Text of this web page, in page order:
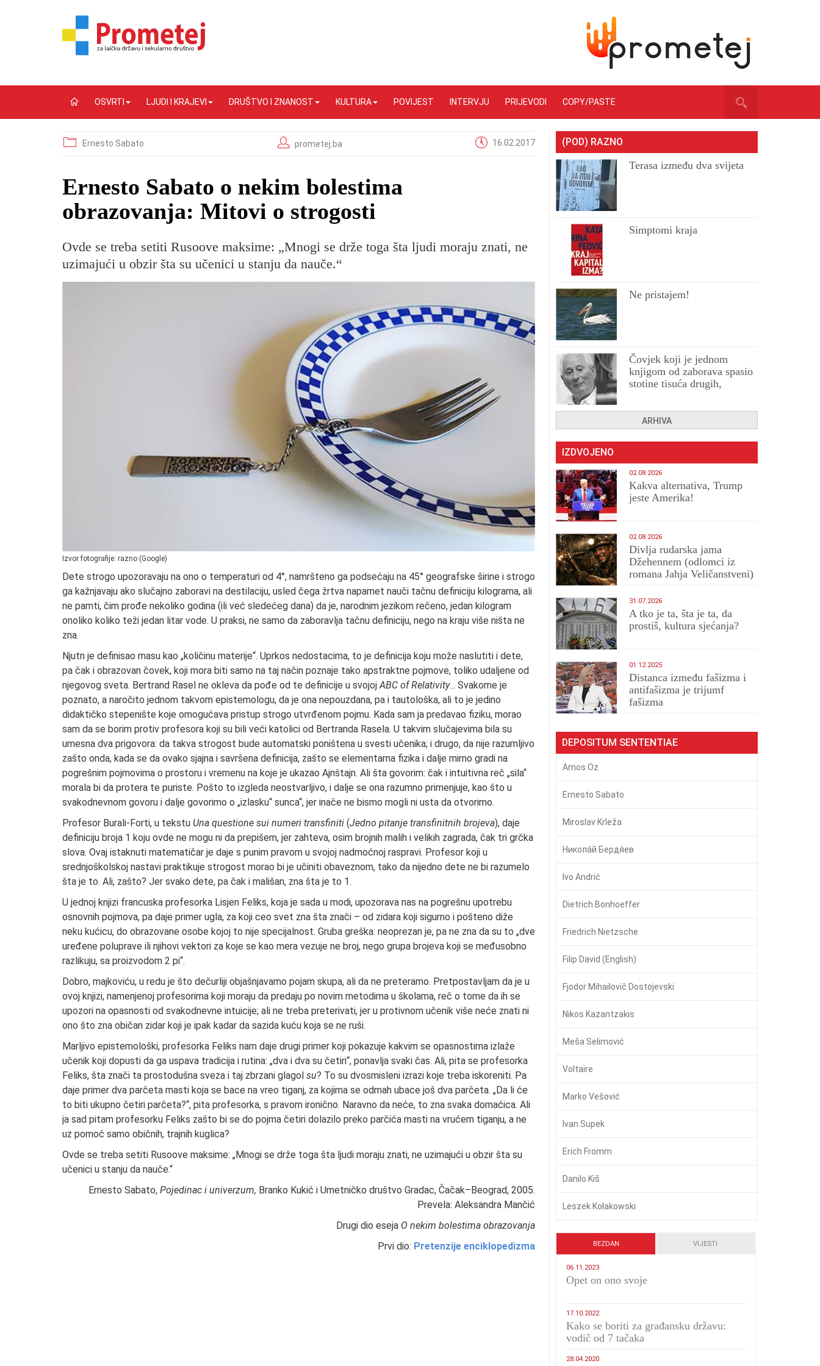
OSVRTI LJUDI I KRAJEVI DRUŠTVO I ZNANOST KULTURA POVIJEST INTERVJU PRIJEVODI COPY/PASTE
Ernesto Sabato prometej.ba 16.02.2017
Ernesto Sabato o nekim bolestima
obrazovanja: Mitovi o strogosti
Ovde se treba setiti Rusoove maksime: „Mnogi se drže toga šta ljudi moraju znati, ne
uzimajući u obzir šta su učenici u stanju da nauče.“
Izvor fotografije: razno (Google)
Dete strogo upozoravaju na ono o temperaturi od 4°, namršteno ga podsećaju na 45° geografske širine i strogo
ga kažnjavaju ako slučajno zaboravi na destilaciju, usled čega žrtva napamet nauči tačnu definiciju kilograma, ali
ne pamti, čim prođe nekoliko godina (ili već sledećeg dana) da je, narodnim jezikom rečeno, jedan kilogram
onoliko koliko teži jedan litar vode. U praksi, ne samo da zaboravlja tačnu definiciju, nego na kraju više ništa ne
zna.
Njutn je definisao masu kao „količinu materije“. Uprkos nedostacima, to je definicija koju može naslutiti i dete,
pa čak i obrazovan čovek, koji mora biti samo na taj način poznaje tako apstraktne pojmove, toliko udaljene od
njegovog sveta. Bertrand Rasel ne okleva da pođe od te definicije u svojoj ABC of Relativity... Svakome je
poznato, a naročito jednom takvom epistemologu, da je ona nepouzdana, pa i tautološka, ali to je jedino
didaktičko stepenište koje omogućava pristup strogo utvrđenom pojmu. Kada sam ja predavao fiziku, morao
sam da se borim protiv profesora koji su bili veći katolici od Bertranda Rasela. U takvim slučajevima bila su
umesna dva prigovora: da takva strogost bude automatski poništena u svesti učenika; i drugo, da nije razumljivo
zašto onda, kada se da ovako sjajna i savršena definicija, zašto se elementarna fizika i dalje mirno gradi na
pogrešnim pojmovima o prostoru i vremenu na koje je ukazao Ajnštajn. Ali šta govorim: čak i intuitivna reč „sila“
morala bi da protera te puriste. Pošto to izgleda neostvarljivo, i dalje se ona razumno primenjuje, kao što u
svakodnevnom govoru i dalje govorimo o „izlasku“ sunca“, jer inače ne bismo mogli ni usta da otvorimo.
Profesor Burali-Forti, u tekstu Una questione sui numeri transfiniti (Jedno pitanje transfinitnih brojeva), daje
definiciju broja 1 koju ovde ne mogu ni da prepišem, jer zahteva, osim brojnih malih i velikih zagrada, čak tri grčka
slova. Ovaj istaknuti matematičar je daje s punim pravom u svojoj nadmoćnoj raspravi. Profesor koji u
srednjoškolskoj nastavi praktikuje strogost morao bi je učiniti obaveznom, tako da nijedno dete ne bi razumelo
šta je to. Ali, zašto? Jer svako dete, pa čak i mališan, zna šta je to 1.
U jednoj knjizi francuska profesorka Lisjen Feliks, koja je sada u modi, upozorava nas na pogrešnu upotrebu
osnovnih pojmova, pa daje primer ugla, za koji ceo svet zna šta znači – od zidara koji sigurno i pošteno diže
neku kućicu, do obrazovane osobe kojoj to nije specijalnost. Gruba greška: neoprezan je, pa ne zna da su to „dve
uređene poluprave ili njihovi vektori za koje se kao mera vezuje ne broj, nego grupa brojeva koji se međusobno
razlikuju, sa proizvodom 2 pi“.
Dobro, majkoviću, u redu je što dečurliji objašnjavamo pojam skupa, ali da ne preteramo. Pretpostavljam da je u
ovoj knjizi, namenjenoj profesorima koji moraju da predaju po novim metodima u školama, reč o tome da ih se
upozori na opasnosti od svakodnevne intuicije; ali ne treba preterivati, jer u protivnom učenik više neće znati ni
ono što zna običan zidar koji je ipak kadar da sazida kuću koja se ne ruši.
Marljivo epistemološki, profesorka Feliks nam daje drugi primer koji pokazuje kakvim se opasnostima izlaže
učenik koji dopusti da ga uspava tradicija i rutina: „dva i dva su četiri“, ponavlja svaki čas. Ali, pita se profesorka
Feliks, šta znači ta prostodušna sveza i taj zbrzani glagol su? To su dvosmisleni izrazi koje treba iskoreniti. Pa
daje primer dva parčeta masti koja se bace na vreo tiganj, za kojima se odmah ubace još dva parčeta. „Da li će
to biti ukupno četiri parčeta?“, pita profesorka, s pravom ironično. Naravno da neće, to zna svaka domaćica. Ali
ja sad pitam profesorku Feliks zašto bi se do pojma četiri dolazilo preko parčića masti na vrućem tiganju, a ne
uz pomoć samo običnih, trajnih kuglica?
Ovde se treba setiti Rusoove maksime: „Mnogi se drže toga šta ljudi moraju znati, ne uzimajući u obzir šta su
učenici u stanju da nauče.“
Ernesto Sabato,Pojedinac i univerzum, Branko Kukić i Umetničko društvo Gradac, Čačak–Beograd, 2005.
Prevela: Aleksandra Mančić
Drugi dio eseja O nekim bolestima obrazovanja
Prvi dio: Pretenzije enciklopedizma
(POD) RAZNO
Terasa između dva svijeta
Simptomi kraja
Ne pristajem!
Čovjek koji je jednom
knjigom od zaborava spasio
stotine tisuća drugih,
ARHIVA
IZDVOJENO
02.08.2026
Kakva alternativa, Trump
jeste Amerika!
02.08.2026
Divlja rudarska jama
Džehennem (odlomci iz
romana Jahja Veličanstveni)
31.07.2026
A tko je ta, šta je ta, da
prostiš, kultura sjećanja?
01.12.2025
Distanca između fašizma i
antifašizma je trijumf
fašizma
DEPOSITUM SENTENTIAE
Amos Oz
Ernesto Sabato
Miroslav Krleža
Никола́й Бердя́ев
Ivo Andrić
Dietrich Bonhoeffer
Friedrich Nietzsche
Filip David (English)
Fjodor Mihailovič Dostojevski
Nikos Kazantzakis
Meša Selimović
Voltaire
Marko Vešović
Ivan Supek
Erich Fromm
Danilo Kiš
Leszek Kołakowski
BEZDAN VIJESTI
06.11.2023
​Opet on ono svoje
17.10.2022
Kako se boriti za građansku državu:
vodič od 7 tačaka
28.04.2020